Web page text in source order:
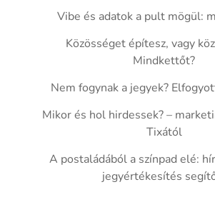
Vibe és adatok a pult mögül:
Közösséget építesz, vagy
Mindkettőt?
Nem fogynak a jegyek?
Mikor és hol hirdessek? –
Tixától
A postaládából a színpad elé:
jegyértékesítés